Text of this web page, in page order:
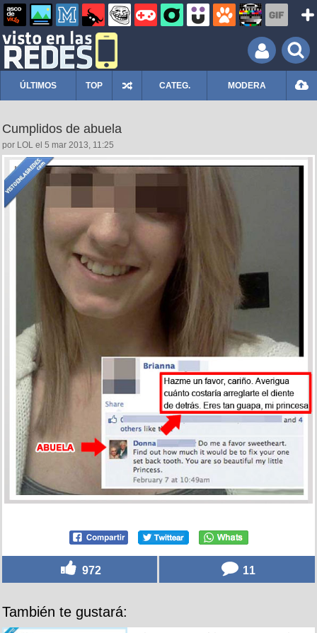
ÚLTIMOS TOP CATEG. MODERA
Cumplidos de abuela
por LOL el 5 mar 2013, 11:25
972 11
También te gustará: